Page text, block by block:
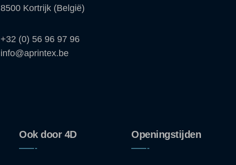
8500 Kortrijk (België)
+32 (0) 56 96 97 96
info@aprintex.be
Ook door 4D Openingstijden